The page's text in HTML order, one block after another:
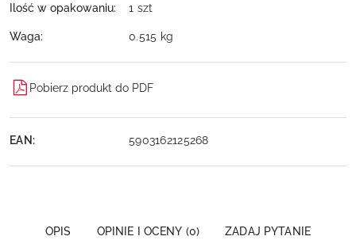
Ilość w opakowaniu: 1 szt
Waga: 0.515 kg
Pobierz produkt do PDF
EAN: 5903162125268
OPIS OPINIE I OCENY (0) ZADAJ PYTANIE